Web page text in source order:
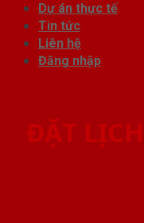
Dự án thực tế
Tin tức
Liên hệ
Đăng nhập
ĐẶT